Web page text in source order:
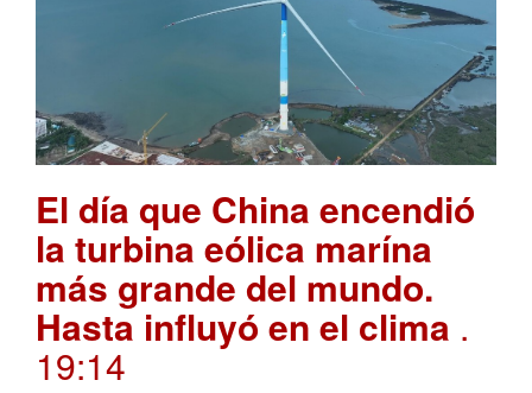
El día que China encendió
la turbina eólica marína
más grande del mundo.
Hasta influyó en el clima .
19:14